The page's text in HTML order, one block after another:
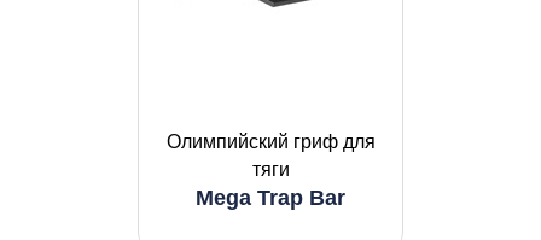
Олимпийский гриф для
тяги
Mega Trap Bar